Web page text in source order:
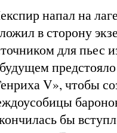
напал на
в сторону
для пьес
V», чтобы
бы